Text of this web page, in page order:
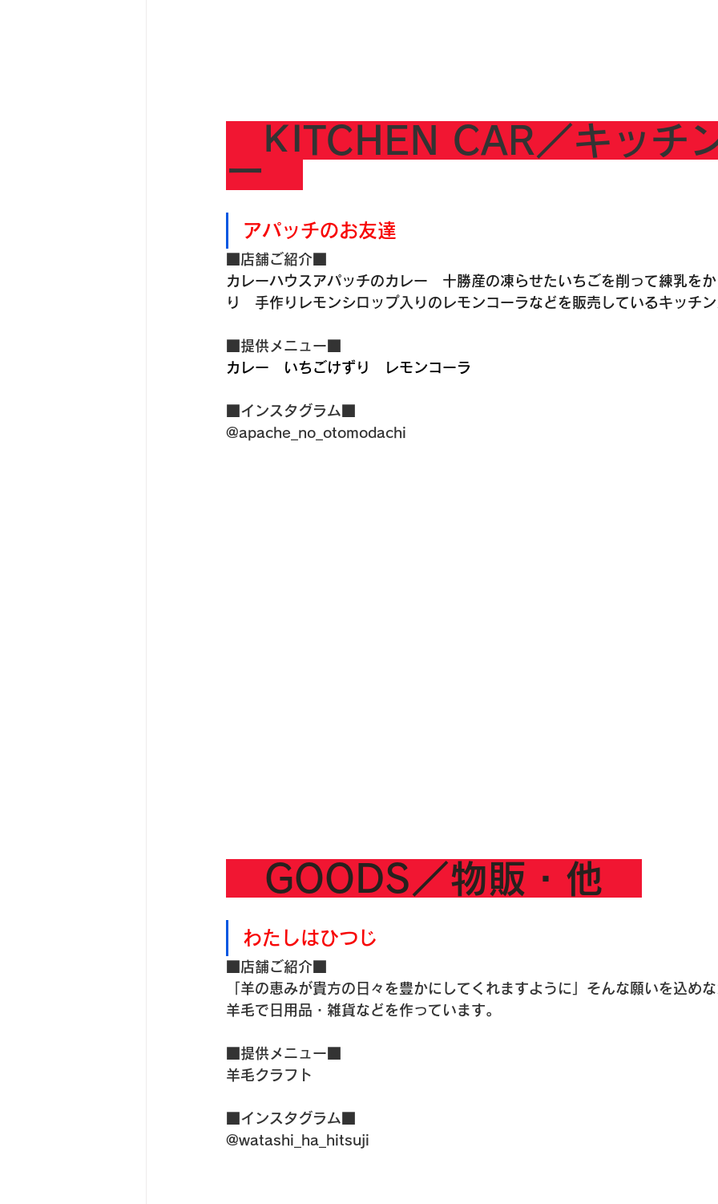
KITCHEN CAR／キッチ
ー
アパッチのお友達
■店舗ご紹介■
カレーハウスアパッチのカレー　十勝産の凍らせたいちごを削って練乳を
り　手作りレモンシロップ入りのレモンコーラなどを販売しているキッチ
■提供メニュー■
カレー　いちごけずり　レモンコーラ
■インスタグラム■
@apache_no_otomodachi
GOODS／物販・他
わたしはひつじ
■店舗ご紹介■
「羊の恵みが貴方の日々を豊かにしてくれますように」そんな願いを込め
羊毛で日用品・雑貨などを作っています。
■提供メニュー■
羊毛クラフト
■インスタグラム■
@watashi_ha_hitsuji